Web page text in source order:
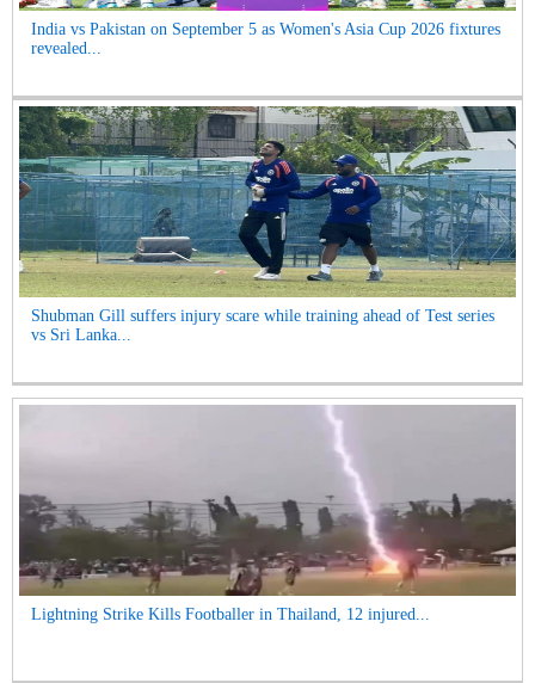
India vs Pakistan on September 5 as Women's Asia Cup 2026 fixtures
revealed...
Shubman Gill suffers injury scare while training ahead of Test series
vs Sri Lanka...
Lightning Strike Kills Footballer in Thailand, 12 injured...